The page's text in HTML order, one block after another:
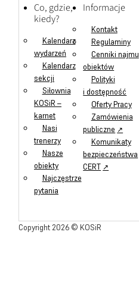
Co, gdzie,
kiedy?
Kalendarz
wydarzeń
Kalendarz
sekcji
Siłownia
KOSiR –
karnet
Nasi
trenerzy
Nasze
obiekty
Najczęstrze
pytania
Informacje
Kontakt
Regulaminy
Cenniki najmu
obiektów
Polityki
i dostępność
Oferty Pracy
Zamówienia
publiczne
Komunikaty
bezpieczeństwa
CERT
Copyright 2026 © KOSiR